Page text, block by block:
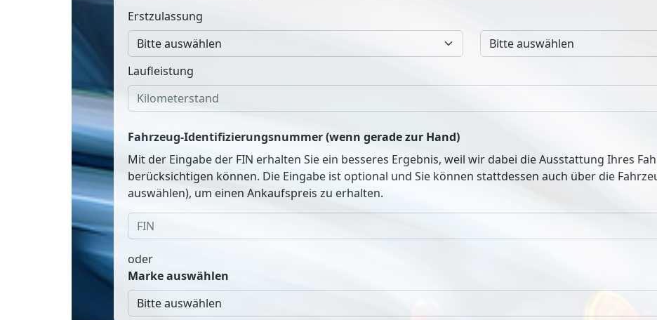
Erstzulassung
Laufleistung
Fahrzeug-Identifizierungsnummer (wenn gerade zur Hand)
Mit der Eingabe der FIN erhalten Sie ein besseres Ergebnis, weil wir dabei die Ausstattung Ihres
berücksichtigen können. Die Eingabe ist optional und Sie können stattdessen auch über die
auswählen), um einen Ankaufspreis zu erhalten.
oder
Marke auswählen